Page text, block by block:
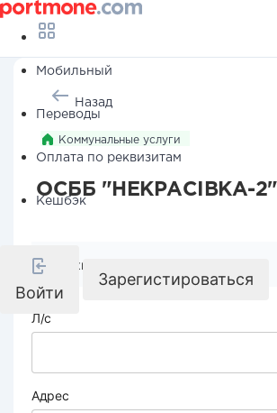
Мобильный
Переводы
Оплата по реквизитам
Кешбэк
Войти
Зарегистироваться
Назад
Коммунальные услуги
ОСББ "НЕКРАСІВКА-2"
Реквизиты компании
Л/с
Адрес